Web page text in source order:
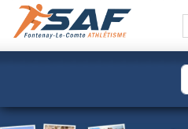
Panneau de gestion des cookies